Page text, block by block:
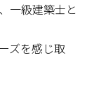
一級建築士と
ズを感じ取